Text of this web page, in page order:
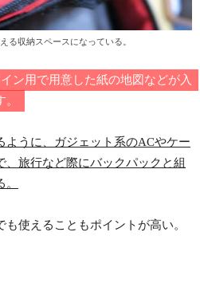
る収納スペースになっている。
ン用で用意した紙の地図などが入
ように、ガジェット系のACやケー
、旅行など際にバックパックと組
使えることもポイントが高い。